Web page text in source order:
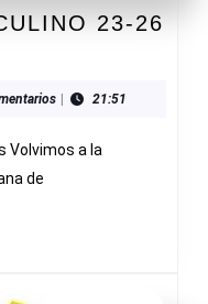
23-26
21:51
Volvimos a la
de